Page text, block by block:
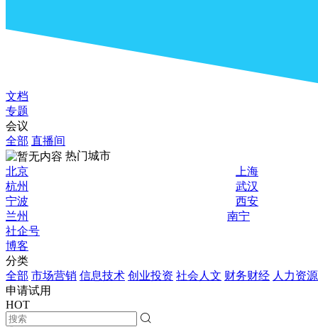
文档
专题
会议
全部 直播间
热门城市
北京
上海
杭州
武汉
宁波
西安
兰州
南宁
社企号
博客
分类
全部 市场营销 信息技术 创业投资 社会人文 财务财经 人力资源
申请试用
HOT